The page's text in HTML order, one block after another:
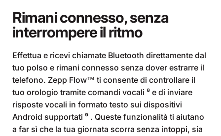
Rimani connesso, senza
interrompere il ritmo
Effettua e ricevi chiamate Bluetooth direttamente dal
tuo polso e rimani connesso senza dover estrarre il
telefono. Zepp Flow™ ti consente di controllare il
tuo orologio tramite comandi vocali ⁸ e di inviare
risposte vocali in formato testo sui dispositivi
Android supportati ⁹ . Queste funzionalità ti aiutano
a far sì che la tua giornata scorra senza intoppi, sia